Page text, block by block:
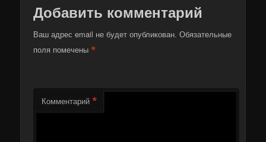
Добавить комментарий
Ваш адрес email не будет опубликован. Обязательные
поля помечены*
Комментарий *